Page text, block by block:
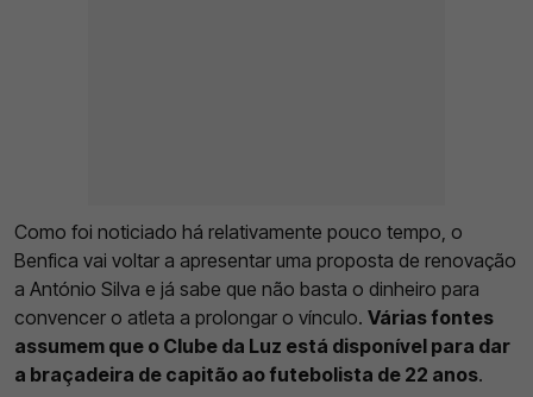
Como foi noticiado há relativamente pouco tempo, o
Benfica vai voltar a apresentar uma proposta de renovação
a António Silva e já sabe que não basta o dinheiro para
convencer o atleta a prolongar o vínculo. Várias fontes
assumem que o Clube da Luz está disponível para dar
a braçadeira de capitão ao futebolista de 22 anos.